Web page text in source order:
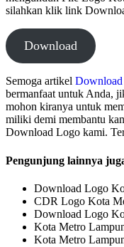
silahkan klik link
Download
Semoga artikel
bermanfaat untuk Anda,
mohon kiranya untuk
miliki demi membantu
Download Logo kami.
Pengunjung lainnya
Download Logo
CDR Logo Kota
Download Logo
Kota Metro
Kota Metro